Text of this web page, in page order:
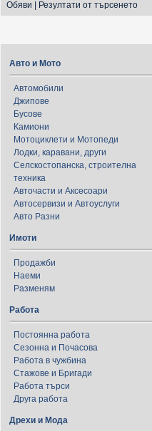
Обяви Резултати от търсенето
Авто и Мото
Автомобили
Джипове
Бусове
Камиони
Мотоциклети и Мотопеди
Лодки, каравани, други
Селскостопанска, строителна
техника
Авточасти и Аксесоари
Автосервизи и Автоуслуги
Авто Разни
Имоти
Продажби
Наеми
Разменям
Работа
Постоянна работа
Сезонна и Почасова
Работа в чужбина
Стажове и Бригади
Работа търси
Друга работа
Дрехи и Мода